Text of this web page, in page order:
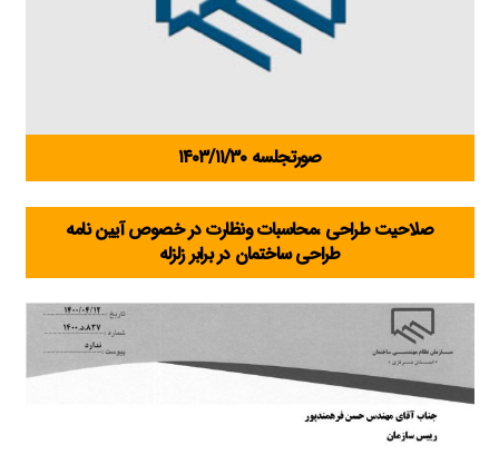
صورتجلسه ۱۴۰۳/۱۱/۳۰
صلاحیت طراحی ،محاسبات ونظارت در خصوص آیین نامه
طراحی ساختمان در برابر زلزله